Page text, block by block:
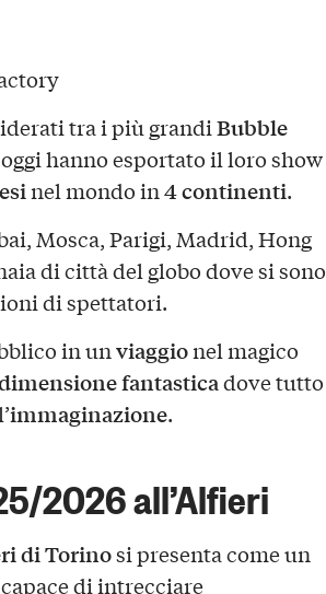
tra i più grandiBubble
hanno esportato il loro show
nel mondo in4 continenti.
Mosca, Parigi, Madrid, Hong
di città del globo dove si sono
di spettatori.
in unviaggionel magico
fantasticadove tutto
immaginazione.
2026 all’Alfieri
di Torinosi presenta come un
di intrecciare